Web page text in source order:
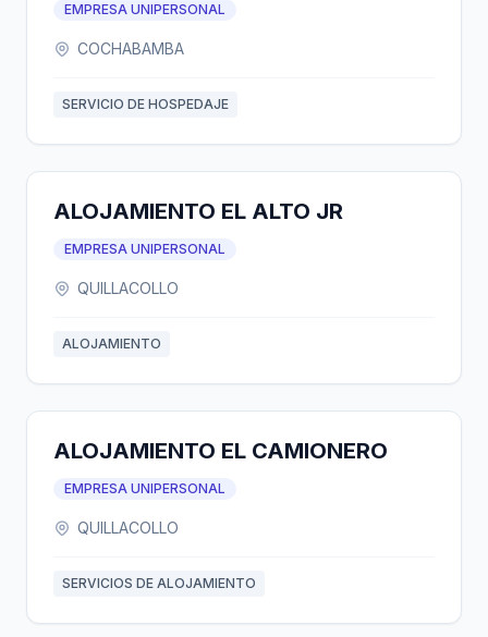
EMPRESA UNIPERSONAL
COCHABAMBA
SERVICIO DE HOSPEDAJE
ALOJAMIENTO EL ALTO JR
EMPRESA UNIPERSONAL
QUILLACOLLO
ALOJAMIENTO
ALOJAMIENTO EL CAMIONERO
EMPRESA UNIPERSONAL
QUILLACOLLO
SERVICIOS DE ALOJAMIENTO